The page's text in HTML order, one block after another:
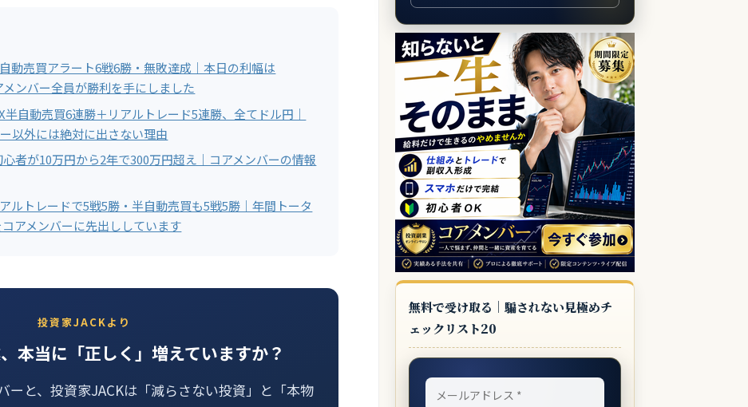
動売買アラート6戦6勝・無敗達成｜本日の利幅は
ンバー全員が勝利を手にしました
半自動売買6連勝＋リアルトレード5連勝、全てドル円｜
以外には絶対に出さない理由
心者が10万円から2年で300万円超え｜コアメンバーの情報
ルトレードで5戦5勝・半自動売買も5戦5勝｜年間トータ
アメンバーに先出ししています
投資家JACKより
本当に「正しく」増えていますか？
ーと、投資家JACKは「減らさない投資」と「本物
無料で受け取る｜騙されない見極めチ
ェックリスト20